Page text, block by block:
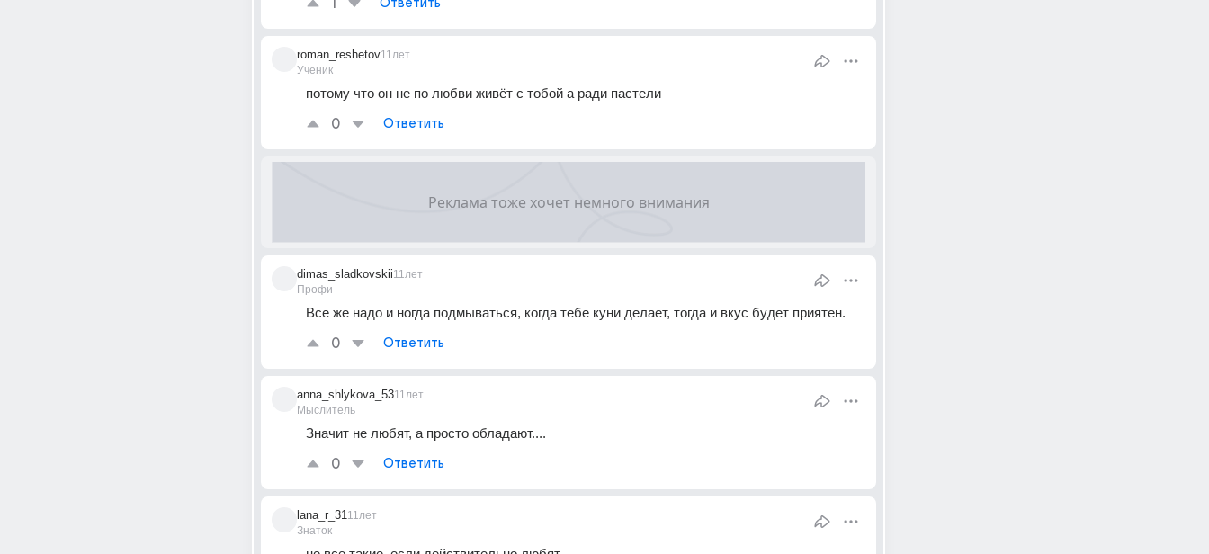
1 Ответить
roman_reshetov
Ученик
11лет
потому что он не по любви живёт с тобой а ради пастели
0 Ответить
dimas_sladkovskii
Профи
11лет
Все же надо и ногда подмываться, когда тебе куни делает, тогда и вкус будет приятен.
0 Ответить
anna_shlykova_53
Мыслитель
11лет
Значит не любят, а просто обладают....
0 Ответить
lana_r_31
Знаток
11лет